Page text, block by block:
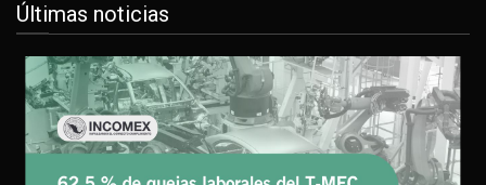
Últimas noticias